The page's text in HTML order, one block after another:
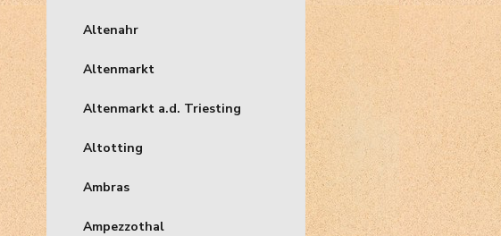
Altenahr
Altenmarkt
Altenmarkt a.d. Triesting
Altotting
Ambras
Ampezzothal